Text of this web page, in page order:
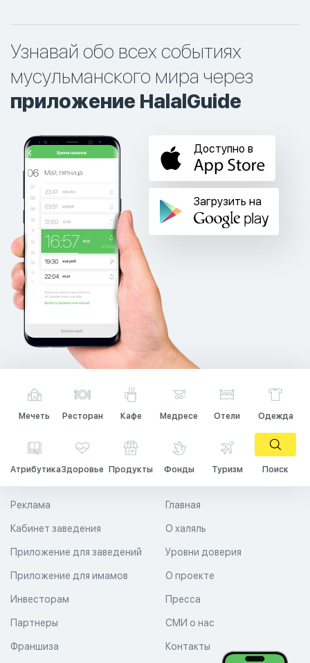
Узнавай обо всех событиях
мусульманского мира через
приложение HalalGuide
Доступно в
Загрузить на
Мечеть Ресторан Кафе Медресе Отели Одежда
АтрибутикаЗдоровье Продукты Фонды Туризм Поиск
Главная
О халяль
Уровни доверия
Реклама
Кабинет заведения
Приложение для заведений
Приложение для имамов О проекте
Пресса
СМИ о нас
Контакты
Инвесторам
Партнеры
Франшиза